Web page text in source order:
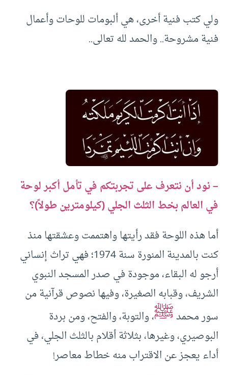
ولي كتب فنية أخرى، هي ألبومات للوحات وأعمال
فنية مشروحة.. والحمد لله تعالى..
– نود أن نتعرف على تجربتكم في تأمل أكبر لوحة
في العالم بخط الثلث الجلي (كيلومترين طولاً)؟
أما هذه اللوحة فقد رأيتها واهتممت وعشقتها منذ
كنت بالمدينة المنورة سنة 1974؛ فهي تراث إنساني
أرجو له البقاء، موجودة في صدر المسجد النبوي
الشريف، وقبابه الصغيرة، وفيها نصوص قرآنية من
سور محمدﷺ، والتوبة، والفتح، ومن بردة
البوصيري، وغيرها، بثلاثة أقلام بالثلث الجلي، في
أداء يعجز عن الاقتراب منه خطاط معاصر!